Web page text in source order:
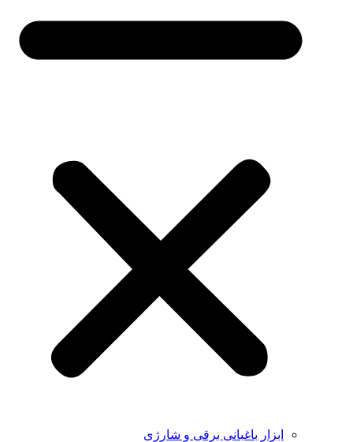
ابزار باغبانی برقی و شارژی